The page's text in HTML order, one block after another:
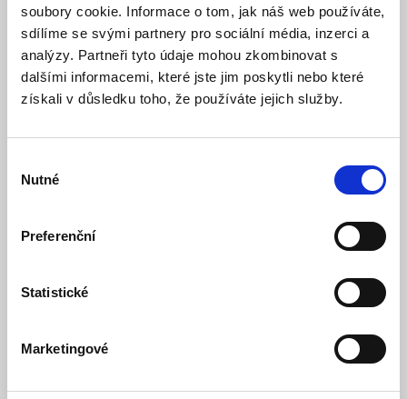
soubory cookie. Informace o tom, jak náš web používáte,
sdílíme se svými partnery pro sociální média, inzerci a
analýzy. Partneři tyto údaje mohou zkombinovat s
dalšími informacemi, které jste jim poskytli nebo které
získali v důsledku toho, že používáte jejich služby.
souhlasu
Nutné
Preferenční
Statistické
Marketingové
Na velkém barevném displeji jsou snadno čitelná velká
písmena. Telefon disponuje velkými oddělenými tlačítky,
která po stisknutí oznámí odpovídající číslici. Ovládání je
díky tomu maximálně jednoduché a intuitivní – ideální pro
seniory i osoby se zhoršeným zrakem.
Foto kontakty – vždy víte, kdo volá
jednoduše, kdo volá. Stejně tak jednoduše můžete na
Nabíjecí stojánek a USB-C – vždy